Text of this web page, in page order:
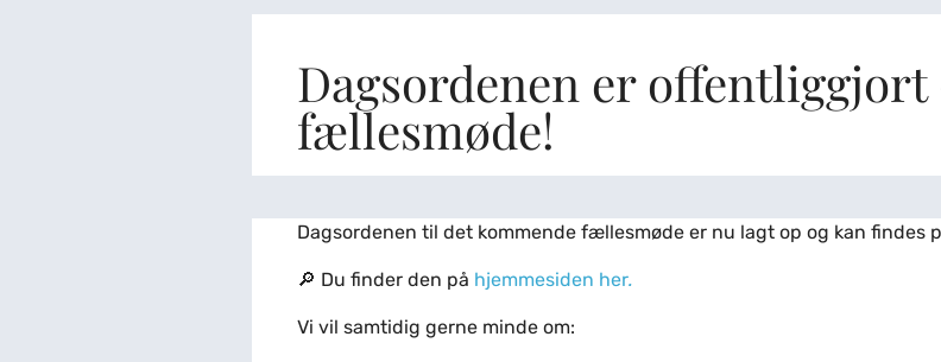
Dagsordenen er offentliggjort
fællesmøde!
Dagsordenen til det kommende fællesmøde er nu lagt op og kan findes
🔎 Du finder den på hjemmesiden her.
Vi vil samtidig gerne minde om: